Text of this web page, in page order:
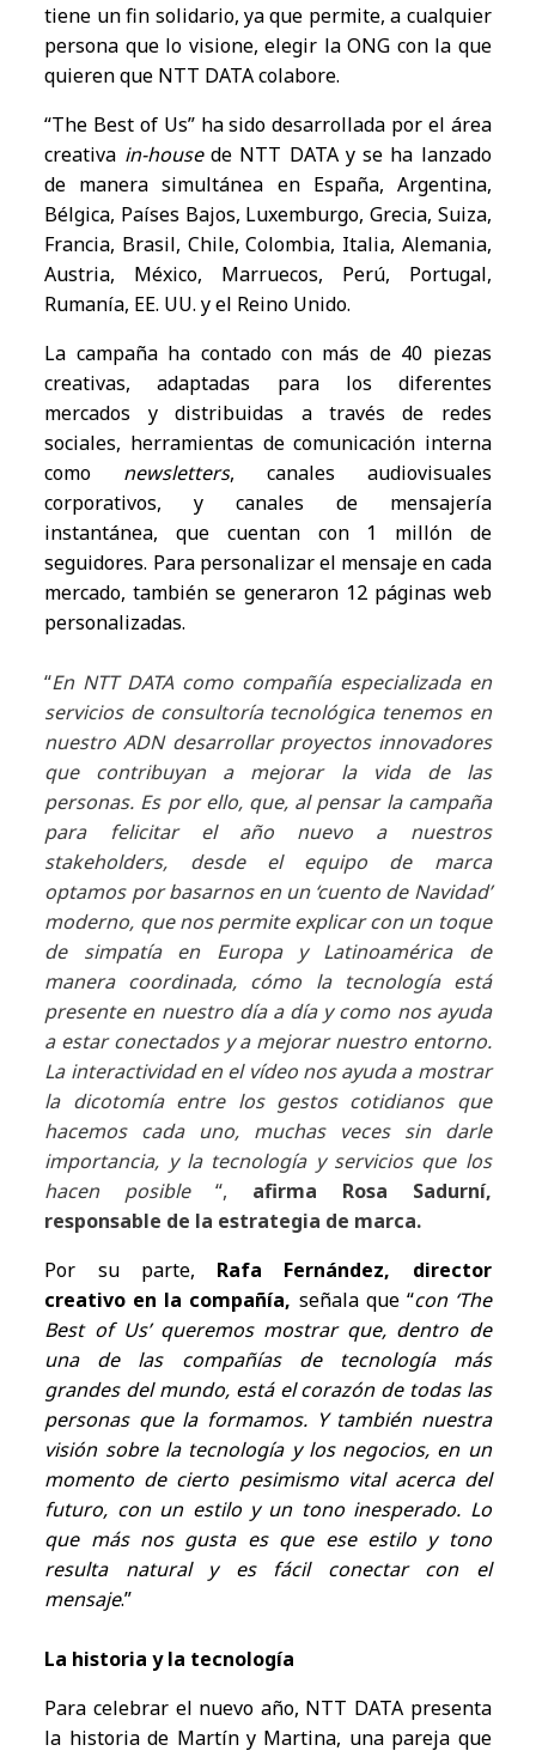
tiene un fin solidario, ya que permite, a cualquier
persona que lo visione, elegir la ONG con la que
quieren que NTT DATA colabore.
“The Best of Us” ha sido desarrollada por el área
creativa in-housede NTT DATA y se ha lanzado
de manera simultánea en España, Argentina,
Bélgica, Países Bajos, Luxemburgo, Grecia, Suiza,
Francia, Brasil, Chile, Colombia, Italia, Alemania,
Austria, México, Marruecos, Perú, Portugal,
Rumanía, EE. UU. y el Reino Unido.
La campaña ha contado con más de 40 piezas
creativas, adaptadas para los diferentes
mercados y distribuidas a través de redes
sociales, herramientas de comunicación interna
como newsletters, canales audiovisuales
corporativos, y canales de mensajería
instantánea, que cuentan con 1 millón de
seguidores. Para personalizar el mensaje en cada
mercado, también se generaron 12 páginas web
personalizadas.
“En NTT DATA como compañía especializada en
servicios de consultoría tecnológica tenemos en
nuestro ADN desarrollar proyectos innovadores
que contribuyan a mejorar la vida de las
personas. Es por ello, que, al pensar la campaña
para felicitar el año nuevo a nuestros
stakeholders, desde el equipo de marca
optamos por basarnos en un ‘cuento de Navidad’
moderno, que nos permite explicar con un toque
de simpatía en Europa y Latinoamérica de
manera coordinada, cómo la tecnología está
presente en nuestro día a día y como nos ayuda
a estar conectados y a mejorar nuestro entorno.
La interactividad en el vídeo nos ayuda a mostrar
la dicotomía entre los gestos cotidianos que
hacemos cada uno, muchas veces sin darle
importancia, y la tecnología y servicios que los
hacen posible“, afirma Rosa Sadurní,
responsable de la estrategia de marca.
Por su parte, Rafa Fernández, director
creativo en la compañía, señala que “con ‘The
Best of Us’ queremos mostrar que, dentro de
una de las compañías de tecnología más
grandes del mundo, está el corazón de todas las
personas que la formamos. Y también nuestra
visión sobre la tecnología y los negocios, en un
momento de cierto pesimismo vital acerca del
futuro, con un estilo y un tono inesperado. Lo
que más nos gusta es que ese estilo y tono
resulta natural y es fácil conectar con el
mensaje.”
La historia y la tecnología
Para celebrar el nuevo año, NTT DATA presenta
la historia de Martín y Martina, una pareja que